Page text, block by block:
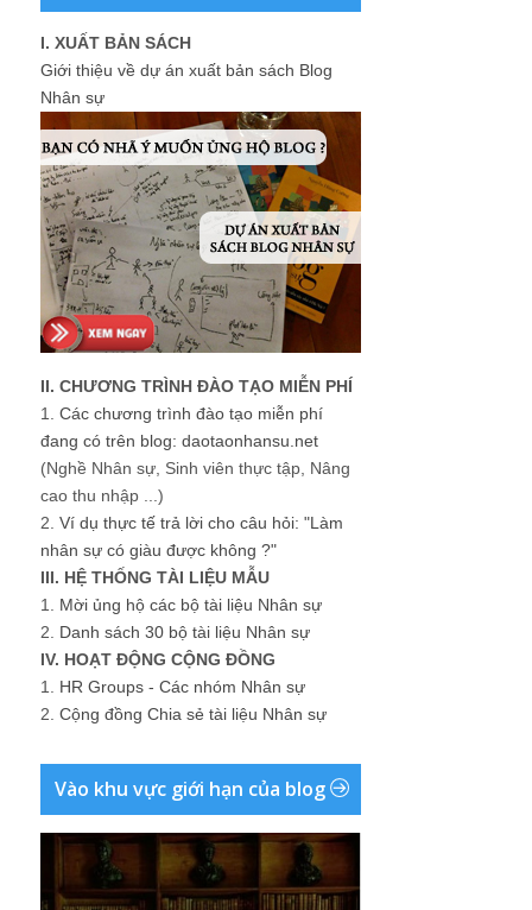
I. XUẤT BẢN SÁCH
Giới thiệu về dự án xuất bản sách Blog
Nhân sự
II. CHƯƠNG TRÌNH ĐÀO TẠO MIỄN PHÍ
1. Các chương trình đào tạo miễn phí
đang có trên blog: daotaonhansu.net
(Nghề Nhân sự, Sinh viên thực tập, Nâng
cao thu nhập ...)
2. Ví dụ thực tế trả lời cho câu hỏi: "Làm
nhân sự có giàu được không ?"
III. HỆ THỐNG TÀI LIỆU MẪU
1. Mời ủng hộ các bộ tài liệu Nhân sự
2. Danh sách 30 bộ tài liệu Nhân sự
IV. HOẠT ĐỘNG CỘNG ĐỒNG
1. HR Groups - Các nhóm Nhân sự
2. Cộng đồng Chia sẻ tài liệu Nhân sự
Vào khu vực giới hạn của blog